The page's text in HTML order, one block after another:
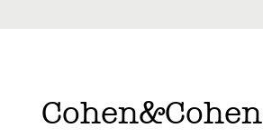
Cohen&Cohen